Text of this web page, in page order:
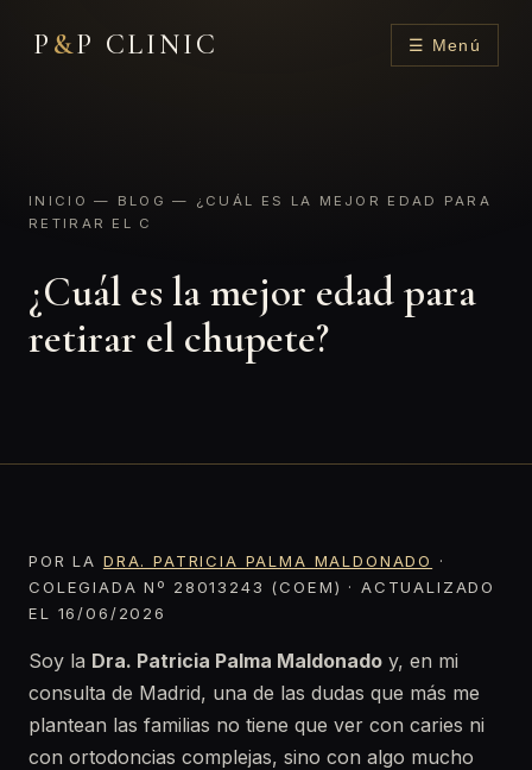
P &P CLINIC ☰ Menú
INICIO — BLOG — ¿CUÁL ES LA MEJOR EDAD PARA
RETIRAR EL C
¿Cuál es la mejor edad para
retirar el chupete?
POR LA DRA. PATRICIA PALMA MALDONADO
·
COLEGIADA Nº 28013243 (COEM) · ACTUALIZADO
EL 16/06/2026
Soy la Dra. Patricia Palma Maldonado y, en mi
consulta de Madrid, una de las dudas que más me
plantean las familias no tiene que ver con caries ni
con ortodoncias complejas, sino con algo mucho